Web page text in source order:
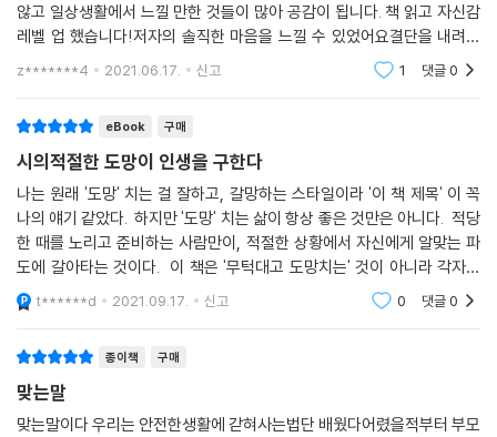
‘존버의 시대’를 끝장낼
실존철학 에세이
다양한 철학과 문학 콘텐츠에서 길어 올린 놀라운 통찰력을 보여주는 윤을
의 글은 너무나 익숙하고 당연하게 생각했던 것을 낯설게 보게 만든다. 또
이른바 ‘존버’와 ‘손절’ 사이에서 이러지도 저러지도 못하고 있는 현대인들
에게 명쾌하면서도 현실적인 대안을 제시한다. 의지력을 발휘한 소소한 낙
관주의가 일상 구석구석으로 스며들 수 있도록 하되, 나의 긍정적 믿음과
는 달리 좋지 않은 결과가 나왔을 때는 다른 삶을 상상하고 도망칠 줄 알아
야 하는 것이다. 이에 ‘책 읽어주는 남자’ 전승환 작가는 “작가가 풀어낸 깊
고 넓은 인생의 정수들이 신선하고 시원한 충격으로 다가온다”고 평했으
각박한 현대사회를 살아내게 하는 실존철학이 됐다”고 이 책의 출간 의의
를 밝혔다. 『나는 도망칠 때 가장 용감한 얼굴이 된다』는 한국출판문화산
업진흥원에서 진행하는 2021년 우수출판콘텐츠 제작 지원 사업에 선정되
않고 일상생활에서 느낄 만한 것들이 많아 공감이 됩니다. 책 읽고 자신감
레벨 업 했습니다!저자의 솔직한 마음을 느낄 수 있었어요결단을 내려야
할때는 단호하게~ 타인들에게는 더 관대하게우유부단 선택 잘 못하시는
z*******4 2021.06.17. 신고 1 댓글0
eBook 구매
시의적절한 도망이 인생을 구한다
나는 원래 '도망' 치는 걸 잘하고, 갈망하는 스타일이라 '이 책 제목' 이 꼭
나의 얘기 같았다. 하지만 '도망' 치는 삶이 항상 좋은 것만은 아니다. 적당
한 때를 노리고 준비하는 사람만이, 적절한 상황에서 자신에게 알맞는 파
도에 갈아타는 것이다. 이 책은 '무턱대고 도망치는' 것이 아니라 각자의
명분에 따라서 자신의 존엄성을 지키는 데 전력을 다해야 한다고 한다. "
t******d 2021.09.17. 신고 0 댓글0
종이책 구매
맞는말
맞는말이다 우리는 안전한생활에 갇혀사는법단 배웠다어렸을적부터 부모